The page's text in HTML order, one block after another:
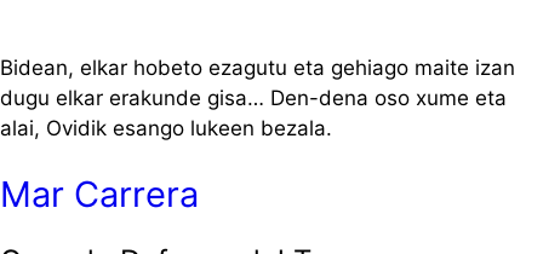
Bidean, elkar hobeto ezagutu eta gehiago maite izan
dugu elkar erakunde gisa… Den-dena oso xume eta
alai, Ovidik esango lukeen bezala.
Mar Carrera